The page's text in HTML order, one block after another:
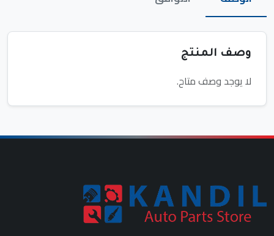
وصف المنتج
لا يوجد وصف متاح.